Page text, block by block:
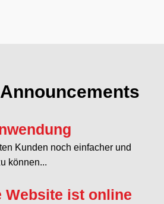
Kunden noch einfacher und
können...
Website ist online